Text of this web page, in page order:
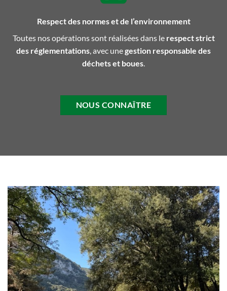
Respect des normes et de l’environnement
Toutes nos opérations sont réalisées dans le respect strict
des réglementations , avec unegestion responsable des
déchets et boues
NOUS CONNAÎTRE